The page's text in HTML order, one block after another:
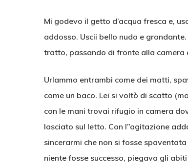
Mi godevo il getto d’acqua fresca e,
addosso. Uscii bello nudo e
tratto, passando di fronte alla camera
Urlammo entrambi come dei matti,
come un baco. Lei si voltò di scatto
con le mani trovai rifugio in camera
lasciato sul letto. Con l”agitazione
sincerarmi che non si fosse
niente fosse successo, piegava gli